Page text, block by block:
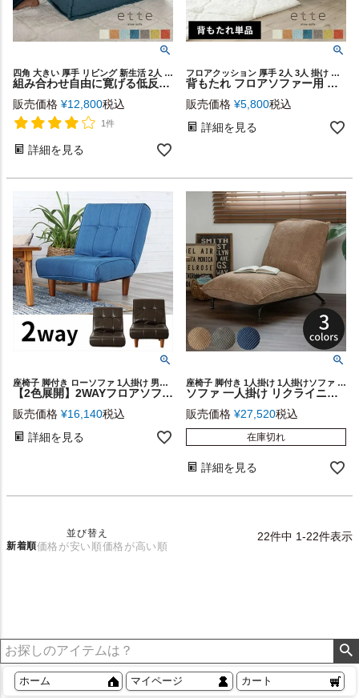
四角 大きい 厚手 リビング 新生活 2人 3人 掛け インテリア
組み合わせ自由に寛げる低反発フロアソファ ette 1人掛け [84078]
販売価格 ¥12,800税込
1件
詳細を見る
フロアクッション 厚手 2人 3人 掛け インテリア 家具
背もたれ フロアソファー用 組み合わせ自由 コンパクト 低反発 ローソファー 1人掛け [84077]【 ソファ ソファー ロー フロア 1人 おしゃれ 一人用 一人掛け 連結 セパレート ファブリック 無地 シンプル リビング 新生活 西海岸 座布団 クッション 北欧 ette エット 】
販売価格 ¥5,800税込
詳細を見る
座椅子 脚付き ローソファ 1人掛け 男前 こたつ 炬燵
【2色展開】2WAYフロアソファ (91071)【生活雑貨のELEMENTS本店】
販売価格 ¥16,140税込
詳細を見る
座椅子 脚付き 1人掛け 1人掛けソファ ワイド 座いす 座イス
ソファ 一人掛け リクライニング コーデュロイ スチール ベージュ グレー ネイビー 1人掛け [91373]【 座椅子 1人用ソファー いす 無地 座面高30cm ゆったり チェア シンプル おしゃれ ひじ掛けなし アイアン脚 カジュアル モダン ワイド 座いす 脚付き ファブリック 】
販売価格 ¥27,520税込
在庫切れ
詳細を見る
並び替え
新着順価格が安い順価格が高い順
22件中 1-22件表示
ホーム マイページ カート